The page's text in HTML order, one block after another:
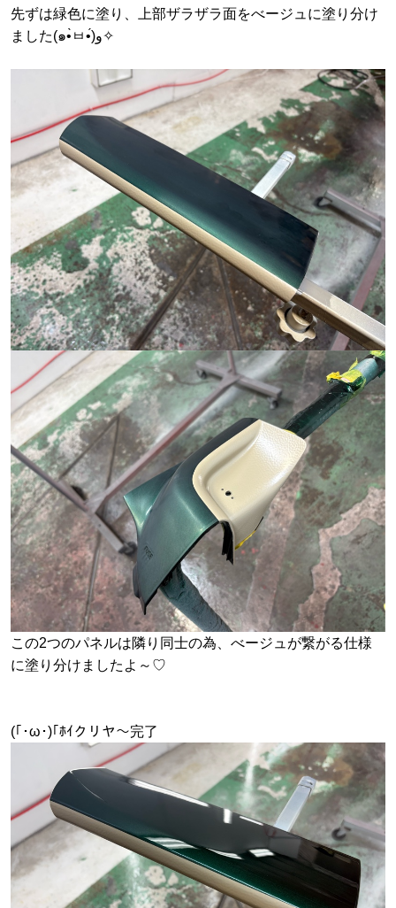
先ずは緑色に塗り、上部ザラザラ面をべージュに塗り分け
ました(๑•̀ㅂ•́)و✧
この2つのパネルは隣り同士の為、べージュが繋がる仕様
に塗り分けましたよ～♡
(｢･ω･)｢ﾎｲクリヤ～完了